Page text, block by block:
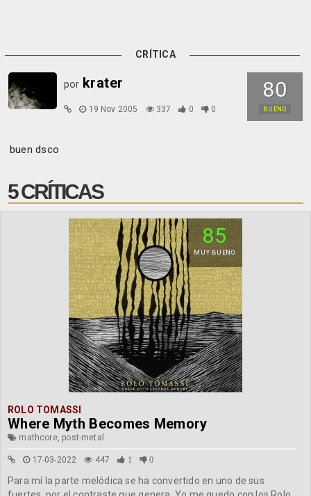
CRÍTICA
80
BUENO
por krater
19 Nov 2005 337 0 0
buen dsco
5 CRÍTICAS
85
MUY BUENO
ROLO TOMASSI
Where Myth Becomes Memory
mathcore, post-metal
17-03-2022 447 1 0
Para mí la parte melódica se ha convertido en uno de sus